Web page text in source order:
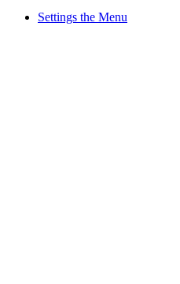
Settings the Menu